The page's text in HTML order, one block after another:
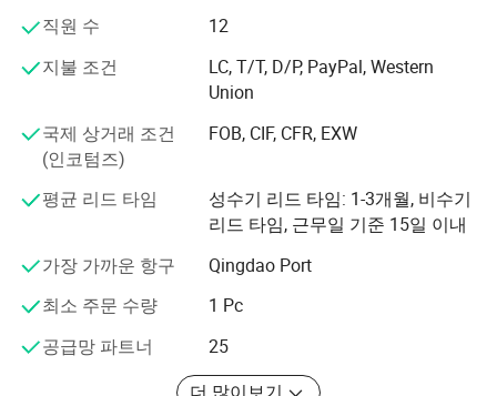
효율적인 생산 관리 시스템을 통해 적시에 주문을 처리할
수 있습니다. 우리는 시간을 소중하게 생각합니다. 품질을
저해하지 않으면서 마감일을 맞추려고 노력합니다.
개발에 투자하여 경쟁에서 앞서 나가고 최신 고급 제품을
제공합니다.
NH Group을 신뢰할 수 있는 제조 파트너로 선택하고 품질,
서비스 및 혁신에 대한 탁월한 경험을 쌓을 수 있습니다.
직원 수
12
지불 조건
LC, T/T, D/P, PayPal, Western
Union
국제 상거래 조건
(인코텀즈)
FOB, CIF, CFR, EXW
평균 리드 타임
성수기 리드 타임: 1-3개월, 비수기
리드 타임, 근무일 기준 15일 이내
가장 가까운 항구
Qingdao Port
최소 주문 수량
1 Pc
공급망 파트너
25